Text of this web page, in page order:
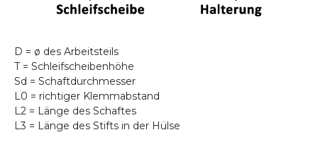
D = ø des Arbeitsteils
T = Schleifscheibenhöhe
Sd = Schaftdurchmesser
L0 = richtiger Klemmabstand
L2 = Länge des Schaftes
L3 = Länge des Stifts in der Hülse